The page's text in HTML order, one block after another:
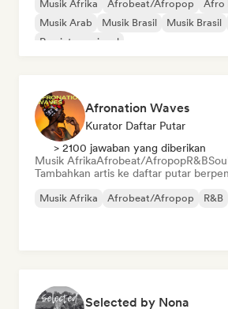
Musik Afrika Afrobeat/Afropop
Afro
Musik Arab
Musik Brasil Musik Brasil
Rap internasional
Afronation Waves
Kurator Daftar Putar
> 2100 jawaban yang diberikan
Musik AfrikaAfrobeat/AfropopR&B
Tambahkan artis ke daftar putar
Musik Afrika Afrobeat/Afropop R&B
Selected by Nona